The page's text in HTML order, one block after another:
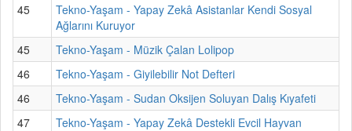
45
Tekno-Yaşam - Yapay Zekâ Asistanlar Kendi Sosyal
Ağlarını Kuruyor
45
Tekno-Yaşam - Müzik Çalan Lolipop
46
Tekno-Yaşam - Giyilebilir Not Defteri
46
Tekno-Yaşam - Sudan Oksijen Soluyan Dalış Kıyafeti
47
Tekno-Yaşam - Yapay Zekâ Destekli Evcil Hayvan